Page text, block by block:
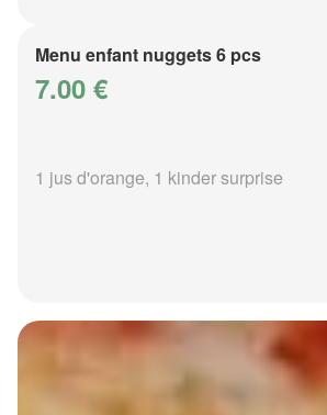
Menu enfant nuggets 6 pcs
7.00 €
1 jus d'orange, 1 kinder surprise